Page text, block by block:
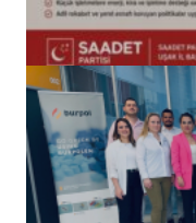
(başlıksız)
Alaattin Karahan tarafından